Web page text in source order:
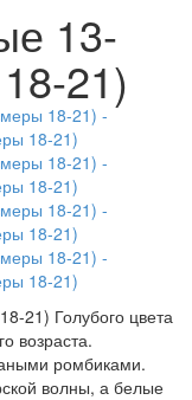
13-
21)